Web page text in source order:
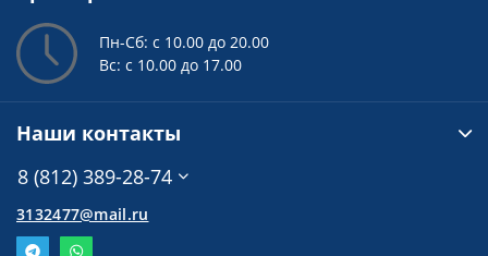
Пн-Сб: с 10.00 до 20.00
Вс: с 10.00 до 17.00
Наши контакты
8 (812) 389-28-74
3132477@mail.ru